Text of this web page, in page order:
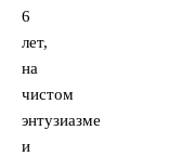
6
лет,
на
чистом
энтузиазме
и